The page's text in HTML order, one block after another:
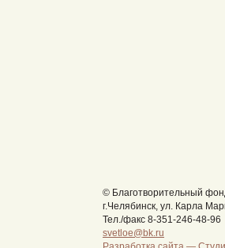
© Благотворительный
г.Челябинск, ул. Карла
Тел./факс 8-351-246-48-96
svetloe@bk.ru